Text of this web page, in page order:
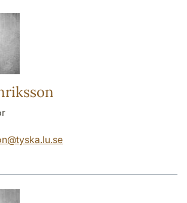
@tyska.lu.se